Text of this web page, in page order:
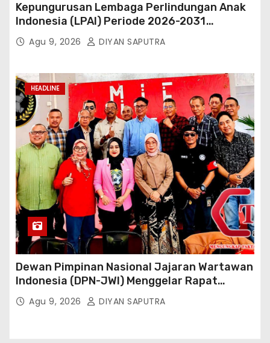
Kepungurusan Lembaga Perlindungan Anak
Indonesia (LPAI) Periode 2026-2031
Terbentuk, Wakil Kordinator Nasional Tim
Reaksi Cepat Perlindungan Perempuan Anak
Mengapresiasi Dan Beri Selamat
Agu 9, 2026 DIYAN SAPUTRA
HEADLINE
Dewan Pimpinan Nasional Jajaran Wartawan
Indonesia (DPN-JWI) Menggelar Rapat
Konsolidasi Dan Restrukturisasi Di Jakarta
Agu 9, 2026 DIYAN SAPUTRA